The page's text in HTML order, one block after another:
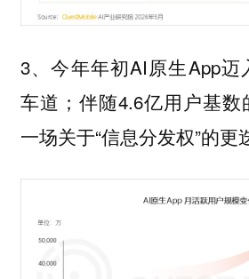
3、今年年初AI原生App迈
车道；伴随4.6亿用户基数
一场关于“信息分发权”的更